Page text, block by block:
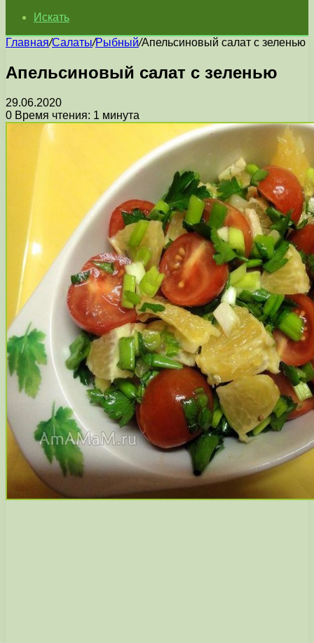
Искать
Главная/Салаты/Рыбный/Апельсиновый салат с зеленью
Апельсиновый салат с зеленью
29.06.2020
0 Время чтения: 1 минута